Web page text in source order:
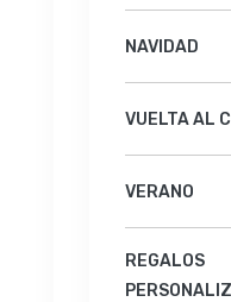
NAVIDAD
VUELTA AL
VERANO
REGALOS